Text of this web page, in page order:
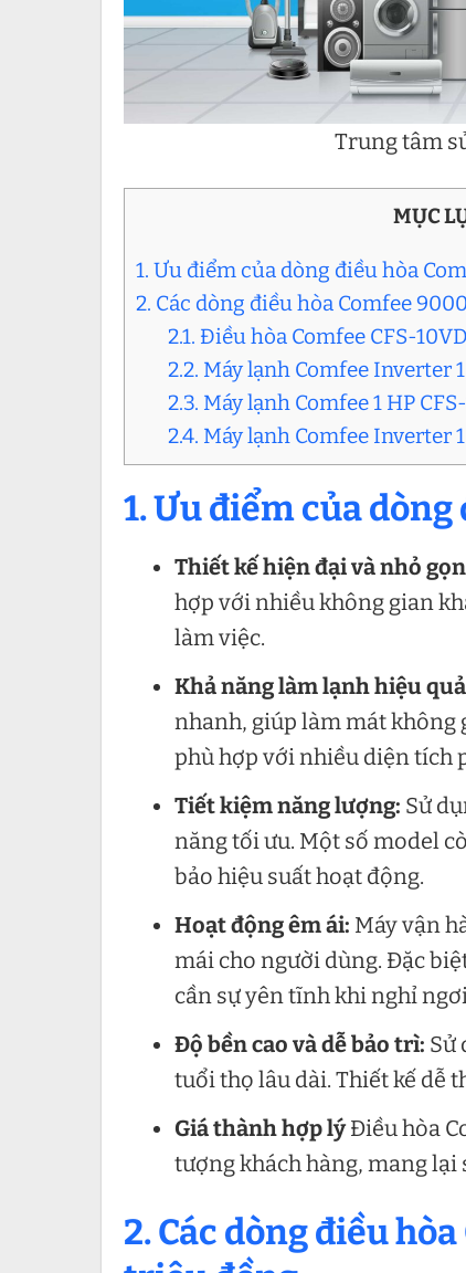
Trung tâm
MỤC
1. Ưu điểm của dòng điều hòa
2. Các dòng điều hòa Comfee
2.1. Điều hòa Comfee CFS-
2.2. Máy lạnh Comfee Inverter 1
2.3. Máy lạnh Comfee 1 HP
2.4. Máy lạnh Comfee Inverter
1. Ưu điểm của
Thiết kế hiện đại và nhỏ
hợp với nhiều không gian
làm việc.
Khả năng làm lạnh hiệu
nhanh, giúp làm mát không
phù hợp với nhiều diện tích
Tiết kiệm năng lượng: Sử
năng tối ưu. Một số model
bảo hiệu suất hoạt động.
Hoạt động êm ái: Máy vận
mái cho người dùng. Đặc
cần sự yên tĩnh khi nghỉ
Độ bền cao và dễ bảo trì: Sử
tuổi thọ lâu dài. Thiết kế dễ
Giá thành hợp lýĐiều hòa
tượng khách hàng, mang lại
2. Các dòng điều